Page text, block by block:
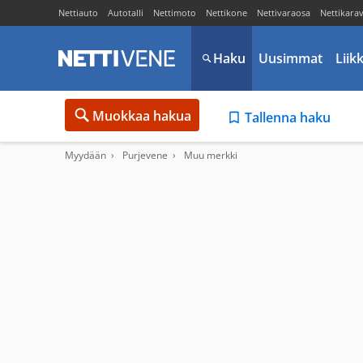
Nettiauto Autotalli Nettimoto Nettikone Nettivaraosa
Haku Uusimmat
Muokkaa hakua Tallenna haku
Myydään Purjevene Muu merkki